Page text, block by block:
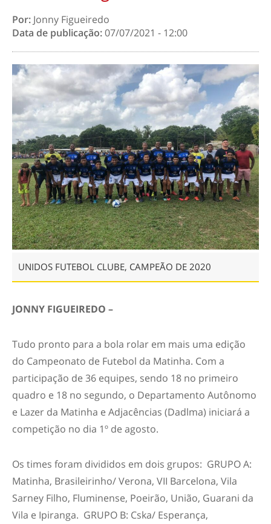
Por: Jonny Figueiredo
Data de publicação:07/07/2021 - 12:00
UNIDOS FUTEBOL CLUBE, CAMPEÃO DE 2020
JONNY FIGUEIREDO –
Tudo pronto para a bola rolar em mais uma edição
do Campeonato de Futebol da Matinha. Com a
participação de 36 equipes, sendo 18 no primeiro
quadro e 18 no segundo, o Departamento Autônomo
e Lazer da Matinha e Adjacências (Dadlma) iniciará a
competição no dia 1º de agosto.
Os times foram divididos em dois grupos: GRUPO A:
Matinha, Brasileirinho/ Verona, VII Barcelona, Vila
Sarney Filho, Fluminense, Poeirão, União, Guarani da
Vila e Ipiranga. GRUPO B: Cska/ Esperança,